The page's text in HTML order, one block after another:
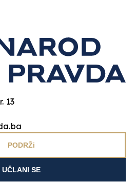
13
PODRŽi
UČLANI SE